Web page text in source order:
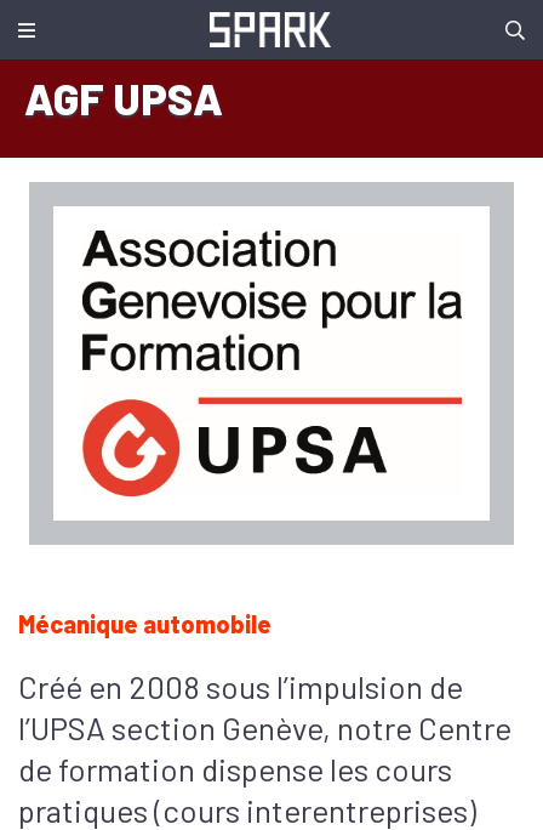
AGF UPSA
Mécanique automobile
Créé en 2008 sous l’impulsion de
l’UPSA section Genève, notre Centre
de formation dispense les cours
pratiques (cours interentreprises)